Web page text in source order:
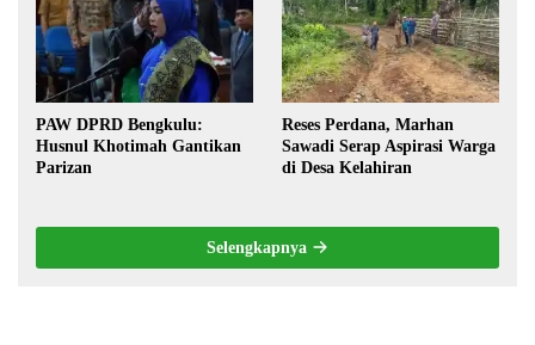
PAW DPRD Bengkulu:
Husnul Khotimah Gantikan
Parizan
Reses Perdana, Marhan
Sawadi Serap Aspirasi Warga
di Desa Kelahiran
Selengkapnya